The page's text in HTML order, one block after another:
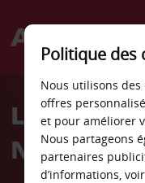
Welcome
AvisLocation
Niamey
Politique des
Nous utilisons des
offres
et pour améliorer
Nous partageons
partenaires
d’informations,